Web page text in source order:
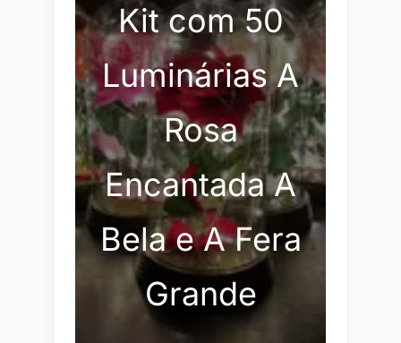
Kit com 50
Luminárias A
Rosa
Encantada A
Bela e A Fera
Grande